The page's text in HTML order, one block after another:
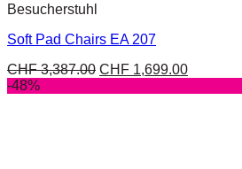
Besucherstuhl
Soft Pad Chairs EA 207
CHF3,387.00 CHF 1,699.00
-48%